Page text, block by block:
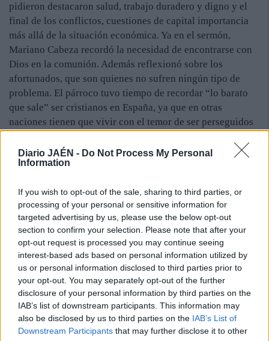
Diario JAÉN - Do Not Process My Personal
Information
If you wish to opt-out of the sale, sharing to third parties, or
processing of your personal or sensitive information for
targeted advertising by us, please use the below opt-out
section to confirm your selection. Please note that after your
opt-out request is processed you may continue seeing
interest-based ads based on personal information utilized by
us or personal information disclosed to third parties prior to
your opt-out. You may separately opt-out of the further
disclosure of your personal information by third parties on the
IAB’s list of downstream participants. This information may
also be disclosed by us to third parties on the IAB’s List of
Downstream Participants that may further disclose it to other
pidieron destacaron salud, trabajo duradero y digno y el
final de los conflictos, cuestiones de capital importancia
más allá de la situación económica. Ya en el sermón,
Mariano Cabeza recordó la necesidad de encontrarse con
Dios en la comunión. Además reflexionó sobre los
afortunados, que son quienes no sufren ningún tipo de
problema. El párroco tuvo tiempo de recordar “lo barato
que sale” ser cristianos en España, ya que en otras
naciones tienen que vivir con el temor de ser perseguidos
artefacto explote en su iglesia. Tras finalizar la misa,
romeros y devotos de la patrona de Mancha Real, Nuestra
en las inmediaciones de la ermita, en la sierra de las
Francias, donde disfrutaron de comidas típicas campestres,
así como de grandes ratos de charla y diversión en
fraternidad. Fue un momento para valorar el presente de la
hermandad.